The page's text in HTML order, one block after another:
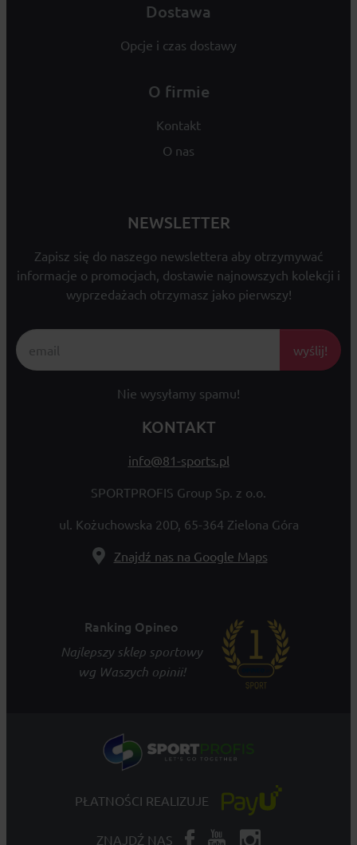
Dostawa
Opcje i czas dostawy
O firmie
Kontakt
O nas
NEWSLETTER
Zapisz się do naszego newslettera aby otrzymywać
informacje o promocjach, dostawie najnowszych kolekcji i
wyprzedażach otrzymasz jako pierwszy!
wyślij!
Nie wysyłamy spamu!
KONTAKT
info@81-sports.pl
SPORTPROFIS Group Sp. z o.o.
ul. Kożuchowska 20D, 65-364 Zielona Góra
Znajdź nas na Google Maps
Ranking Opineo
Najlepszy sklep sportowy
wg Waszych opinii!
PŁATNOŚCI REALIZUJE
ZNAJDŹ NAS